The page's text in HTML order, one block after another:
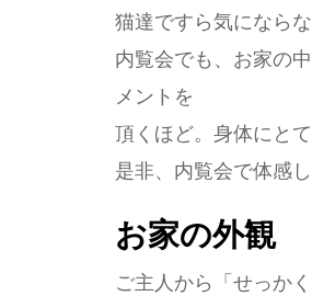
猫達ですら気になら
内覧会でも、お家の
メントを
頂くほど。身体にと
是非、内覧会で体感し
お家の外観
ご主人から「せっか